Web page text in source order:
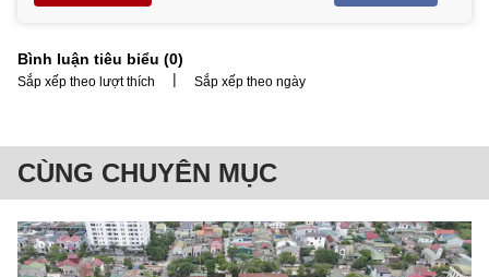
Bình luận tiêu biểu (0)
Sắp xếp theo lượt thích | Sắp xếp theo ngày
CÙNG CHUYÊN MỤC